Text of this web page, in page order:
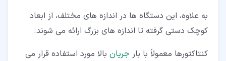
به علاوه، این دستگاه ها در اندازه های مختلف، از ابعاد
کوچک دستی گرفته تا اندازه های بزرگ ارائه می شوند.
کنتاکتورها معمولاً با بار جریان بالا مورد استفاده قرار می